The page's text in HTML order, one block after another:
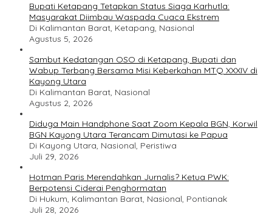
Bupati Ketapang Tetapkan Status Siaga Karhutla:
Masyarakat Diimbau Waspada Cuaca Ekstrem
Di Kalimantan Barat, Ketapang, Nasional
Agustus 5, 2026
Sambut Kedatangan OSO di Ketapang, Bupati dan
Wabup Terbang Bersama Misi Keberkahan MTQ XXXIV di
Kayong Utara
Di Kalimantan Barat, Nasional
Agustus 2, 2026
Diduga Main Handphone Saat Zoom Kepala BGN, Korwil
BGN Kayong Utara Terancam Dimutasi ke Papua
Di Kayong Utara, Nasional, Peristiwa
Juli 29, 2026
Hotman Paris Merendahkan Jurnalis? Ketua PWK:
Berpotensi Ciderai Penghormatan
Di Hukum, Kalimantan Barat, Nasional, Pontianak
Juli 28, 2026